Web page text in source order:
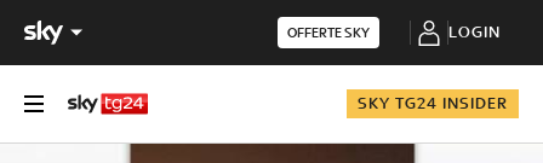
OFFERTE SKY LOGIN
SKY TG24 INSIDER